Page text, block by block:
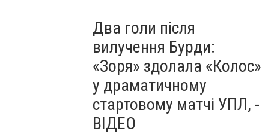
Два голи після
вилучення Бурди:
«Зоря» здолала «Колос»
у драматичному
стартовому матчі УПЛ, -
ВІДЕО